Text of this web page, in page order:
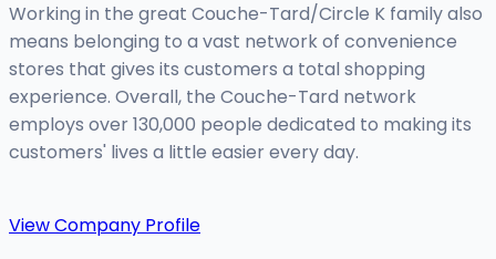
Working in the great Couche-Tard/Circle K family also
means belonging to a vast network of convenience
stores that gives its customers a total shopping
experience. Overall, the Couche-Tard network
employs over 130,000 people dedicated to making its
customers' lives a little easier every day.
View Company Profile